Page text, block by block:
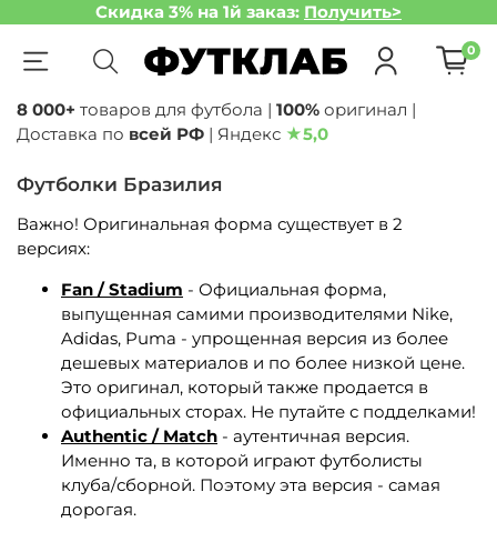
Скидка 3% на 1й заказ: Получить>
0
8 000+ товаров для футбола | 100% оригинал |
Доставка по всей РФ | Яндекс ★5,0
Футболки Бразилия
Важно! Оригинальная форма существует в 2
версиях:
Fan / Stadium - Официальная форма,
выпущенная самими производителями Nike,
Adidas, Puma - упрощенная версия из более
дешевых материалов и по более низкой цене.
Это оригинал, который также продается в
официальных сторах. Не путайте с подделками!
Authentic / Match - аутентичная версия.
Именно та, в которой играют футболисты
клуба/сборной. Поэтому эта версия - самая
дорогая.